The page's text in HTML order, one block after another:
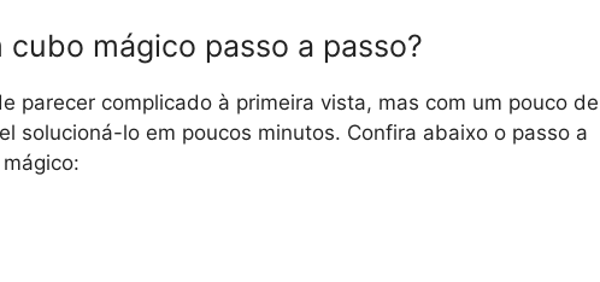
mágico passo a passo?
parecer complicado à primeira vista, mas com um pouco de
solucioná-lo em poucos minutos. Confira abaixo o passo a